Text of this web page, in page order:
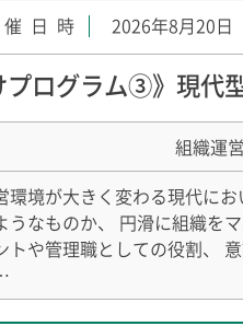
2026年8月20日
プログラム③》現代
組織運営
環境が大きく変わる現代に
うなものか、 円滑に組織を
トや管理職としての役割、